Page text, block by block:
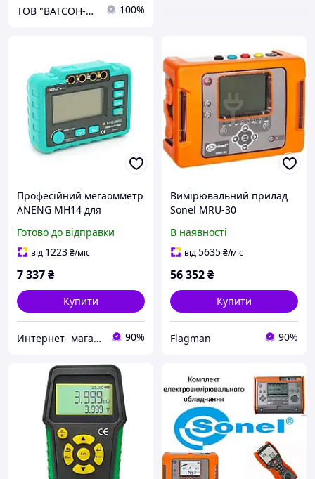
ТОВ "ВАТСОН-ЕНЕРГО" 100%
Професійний мегаомметр
ANENG MH14 для
заземлення, тестер
надійності
Готово до відправки
від 1223₴/міс
7 337₴
Купити
Интернет- магазин "AKB-OK" 90%
Вимірювальний прилад
Sonel MRU-30
вимірювання опору
заземлення та
В наявності
від5635₴/міс
56 352₴
Купити
Flagman 90%